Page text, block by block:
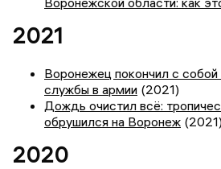
2021
Воронежец покончил с
службы в армии (2021)
Дождь очистил всё:
обрушился на Воронеж (2021)
2020